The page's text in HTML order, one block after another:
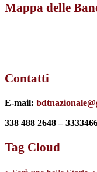
Mappa delle
Contatti
E-mail:
338 488 2648 –
Tag Cloud